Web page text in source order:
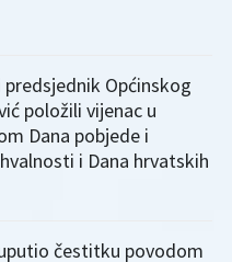
predsjednik Općinskog
položili vijenac u
Dana pobjede i
i Dana hrvatskih
čestitku povodom